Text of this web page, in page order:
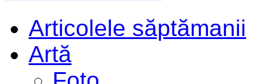
Articolele săptămanii
Artă